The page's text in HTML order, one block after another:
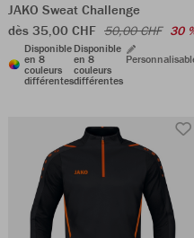
JAKO Sweat Challenge
dès 35,00 CHF 50,00 CHF 30
Disponible
en 8
couleurs
différentes
Disponible
en 8
couleurs
différentes